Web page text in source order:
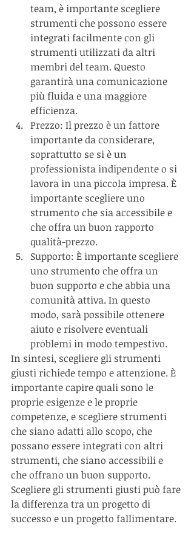
team, è importante scegliere
strumenti che possono essere
integrati facilmente con gli
strumenti utilizzati da altri
membri del team. Questo
garantirà una comunicazione
più fluida e una maggiore
efficienza.
Prezzo: Il prezzo è un fattore
importante da considerare,
soprattutto se si è un
professionista indipendente o si
lavora in una piccola impresa. È
importante scegliere uno
strumento che sia accessibile e
che offra un buon rapporto
qualità-prezzo.
Supporto: È importante scegliere
uno strumento che offra un
buon supporto e che abbia una
comunità attiva. In questo
modo, sarà possibile ottenere
aiuto e risolvere eventuali
problemi in modo tempestivo.
In sintesi, scegliere gli strumenti
giusti richiede tempo e attenzione. È
importante capire quali sono le
proprie esigenze e le proprie
competenze, e scegliere strumenti
che siano adatti allo scopo, che
possano essere integrati con altri
strumenti, che siano accessibili e
che offrano un buon supporto.
Scegliere gli strumenti giusti può fare
la differenza tra un progetto di
successo e un progetto fallimentare.